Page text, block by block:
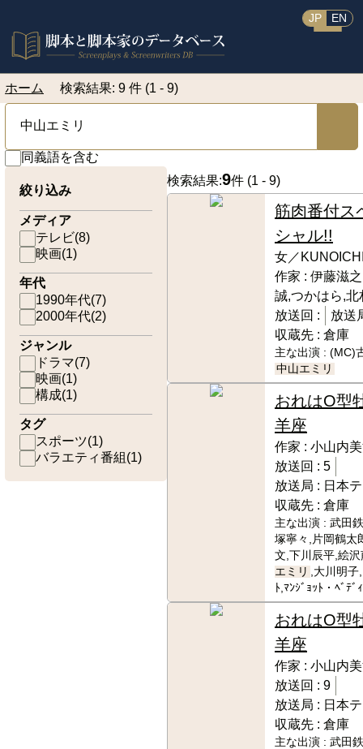
JP EN
ホーム 検索結果: 9 件 (1 - 9)
同義語を含む
絞り込み
メディア
テレビ(8)
映画(1)
年代
1990年代(7)
2000年代(2)
ジャンル
ドラマ(7)
映画(1)
構成(1)
タグ
スポーツ(1)
バラエティ番組(1)
検索結果:9件 (1 - 9)
筋肉番付ス
シャル!!
女／
作家 : 伊藤滋
誠,つかはら,北
放送回 :
放送
収蔵先 : 倉庫
主な出演 : (MC)
中山エミリ
おれはO型
羊座
作家 : 小山内
放送回 : 5
放送局 : 日本
収蔵先 : 倉庫
主な出演 : 武田
塚寧々,片岡鶴太
文,下川辰平,絵
エミリ
,大川明
ﾄ,ﾏﾝｼﾞｮｯﾄ・ﾍﾞﾃ
おれはO型
羊座
作家 : 小山内
放送回 : 9
放送局 : 日本
収蔵先 : 倉庫
主な出演 : 武田